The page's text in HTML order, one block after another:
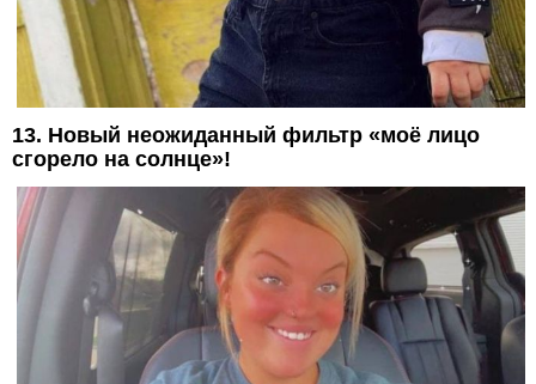
13. Новый неожиданный фильтр «моё лицо
сгорело на солнце»!